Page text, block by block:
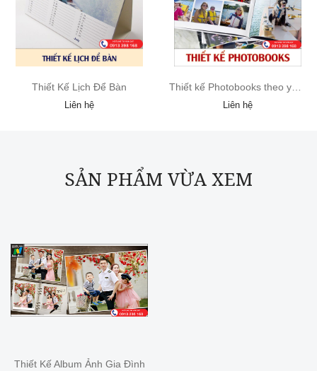
Thiết Kế Lịch Để Bàn
Liên hệ
Thiết kế Photobooks theo yêu cầu
Liên hệ
SẢN PHẨM VỪA XEM
Thiết Kế Album Ảnh Gia Đình